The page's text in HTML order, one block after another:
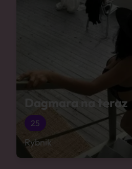
Dagmara na teraz
25
Rybnik